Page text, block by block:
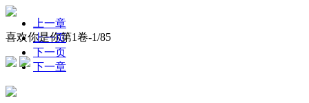
喜欢你是你第1卷-1/85
上一章
上一页
下一页
下一章